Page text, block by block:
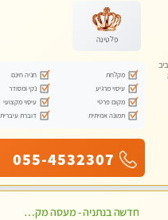
פלטינה
מקלחת
חניה חינם
עיסוי מרגיע
נקי ומסודר
מקום פרטי
עיסוי מקצועי
תמונה אמיתית
דוברת עיברית
055-4532307
חדשה בנתניה - מעסה מקצועית מהממת ובלתי נשכחת !!!!